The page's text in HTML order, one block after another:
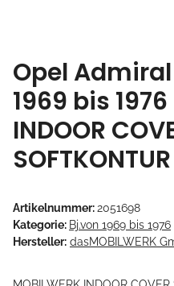
Opel
1969 bis
INDOOR
Artikelnummer:2051698
Kategorie: Bj.von 1969 bis 1976
Hersteller: dasMOBILWERK